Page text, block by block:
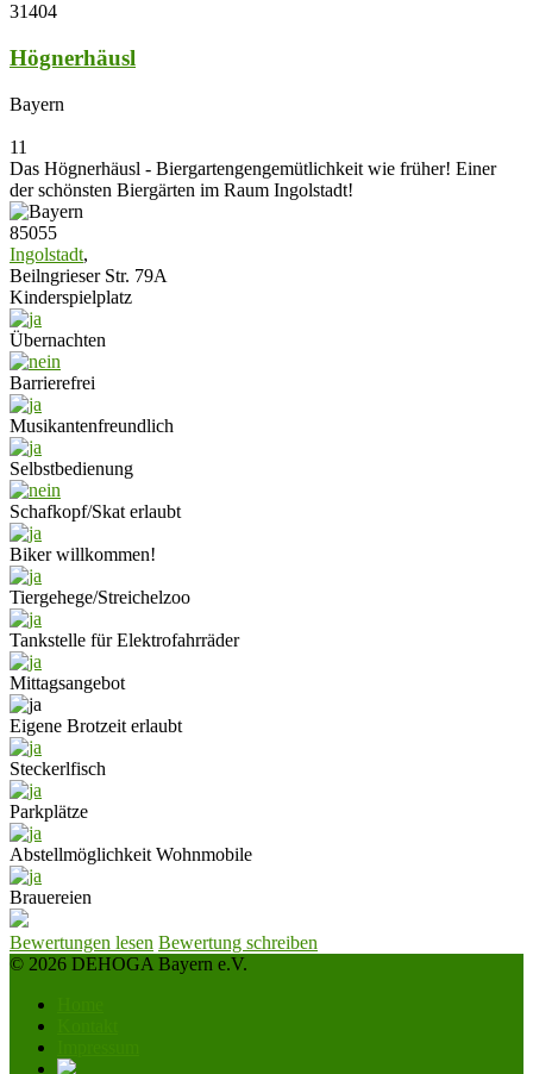
31404
Högnerhäusl
Bayern
11
Das Högnerhäusl - Biergartengengemütlichkeit wie früher! Einer
der schönsten Biergärten im Raum Ingolstadt!
85055
Ingolstadt,
Beilngrieser Str. 79A
Kinderspielplatz
Übernachten
Barrierefrei
Musikantenfreundlich
Selbstbedienung
Schafkopf/Skat erlaubt
Biker willkommen!
Tiergehege/Streichelzoo
Tankstelle für Elektrofahrräder
Mittagsangebot
Eigene Brotzeit erlaubt
Steckerlfisch
Parkplätze
Abstellmöglichkeit Wohnmobile
Brauereien
Bewertungen lesen Bewertung schreiben
© 2026 DEHOGA Bayern e.V.